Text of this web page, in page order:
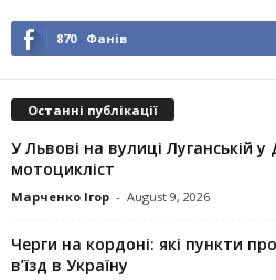
870 Фанів
Останні публікації
У Львові на вулиці Луганській
мотоцикліст
Марченко Ігор - August 9, 2026
Черги на кордоні: які пункти
в’їзд в Україну